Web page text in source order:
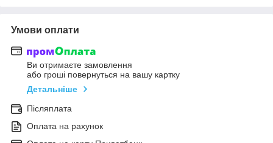
Умови оплати
Ви отримаєте замовлення
або гроші повернуться на вашу картку
Детальніше
Післяплата
Оплата на рахунок